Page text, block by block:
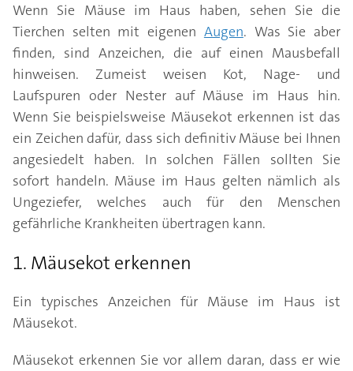
Wenn Sie Mäuse im Haus haben, sehen Sie die
Tierchen selten mit eigenen Augen. Was Sie aber
finden, sind Anzeichen, die auf einen Mausbefall
hinweisen. Zumeist weisen Kot, Nage- und
Laufspuren oder Nester auf Mäuse im Haus hin.
Wenn Sie beispielsweise Mäusekot erkennen ist das
ein Zeichen dafür, dass sich definitiv Mäuse bei Ihnen
angesiedelt haben. In solchen Fällen sollten Sie
sofort handeln. Mäuse im Haus gelten nämlich als
Ungeziefer, welches auch für den Menschen
gefährliche Krankheiten übertragen kann.
1. Mäusekot erkennen
Ein typisches Anzeichen für Mäuse im Haus ist
Mäusekot.
Mäusekot erkennen Sie vor allem daran, dass er wie